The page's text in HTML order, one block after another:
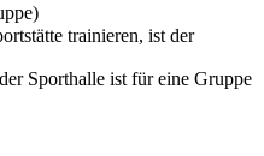
trainieren, ist der
Sporthalle ist für eine Gruppe